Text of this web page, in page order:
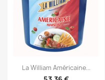
Aperçu rapide
La William Américaine...